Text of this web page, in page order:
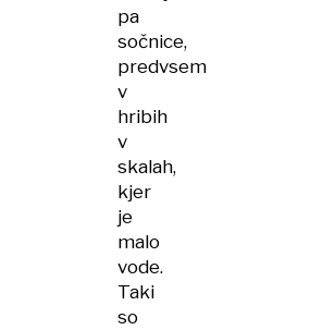
pa
sočnice,
predvsem
v
hribih
v
skalah,
kjer
je
malo
vode.
Taki
so